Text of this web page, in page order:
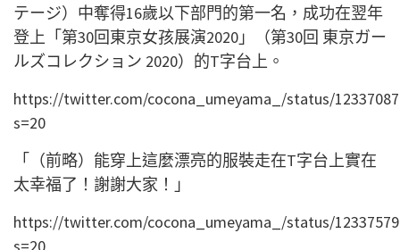
テージ）中奪得16歲以下部門的第一名，成功在翌年
登上「第30回東京女孩展演2020」（第30回 東京ガー
ルズコレクション 2020）的T字台上。
https://twitter.com/cocona_umeyama_/status/
s=20
「（前略）能穿上這麼漂亮的服裝走在T字台上實在
太幸福了！謝謝大家！」
https://twitter.com/cocona_umeyama_/status/
s=20